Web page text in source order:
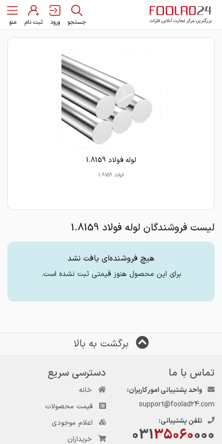
جستجو ورود ثبت نام منو
لوله فولاد 1.8159
فولاد 1.8159
لیست فروشندگان لوله فولاد 1.8159
هیچ فروشنده‌ای یافت نشد
برای این محصول هنوز قیمتی ثبت نشده است.
برگشت به بالا
تماس با ما
واحد پشتیبانی امور کاربران:
support@foolad24.com
تلفن پشتیبانی:
03135060000
دسترسی سریع
خانه
قیمت محصولات
اعلام موجودی
خریداران